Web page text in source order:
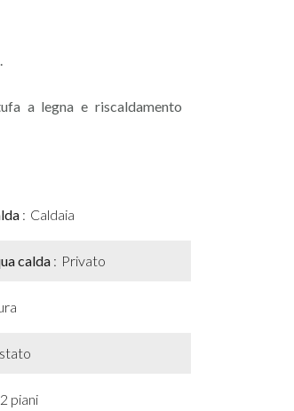
a legna e riscaldamento
Caldaia
calda Privato
piani